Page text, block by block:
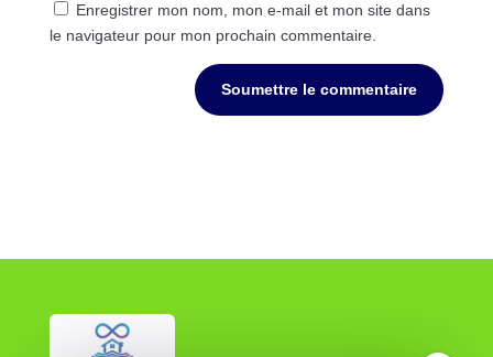
Enregistrer mon nom, mon e-mail et mon site dans
le navigateur pour mon prochain commentaire.
Soumettre le commentaire